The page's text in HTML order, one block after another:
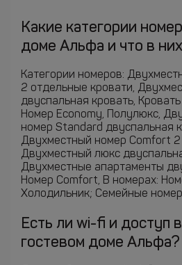
Какие категории
доме Альфа и что в
Категории номеров:
2 отдельные кровати,
двуспальная кровать,
Номер Economy, Полулюкс,
номер Standard двуспальная
Двухместный номер Comfort 2
Двухместный люкс
Двухместные апартаменты
Номер Comfort, В номерах:
Холодильник; Семейные
Есть ли wi-fi и доступ
гостевом доме Альфа?